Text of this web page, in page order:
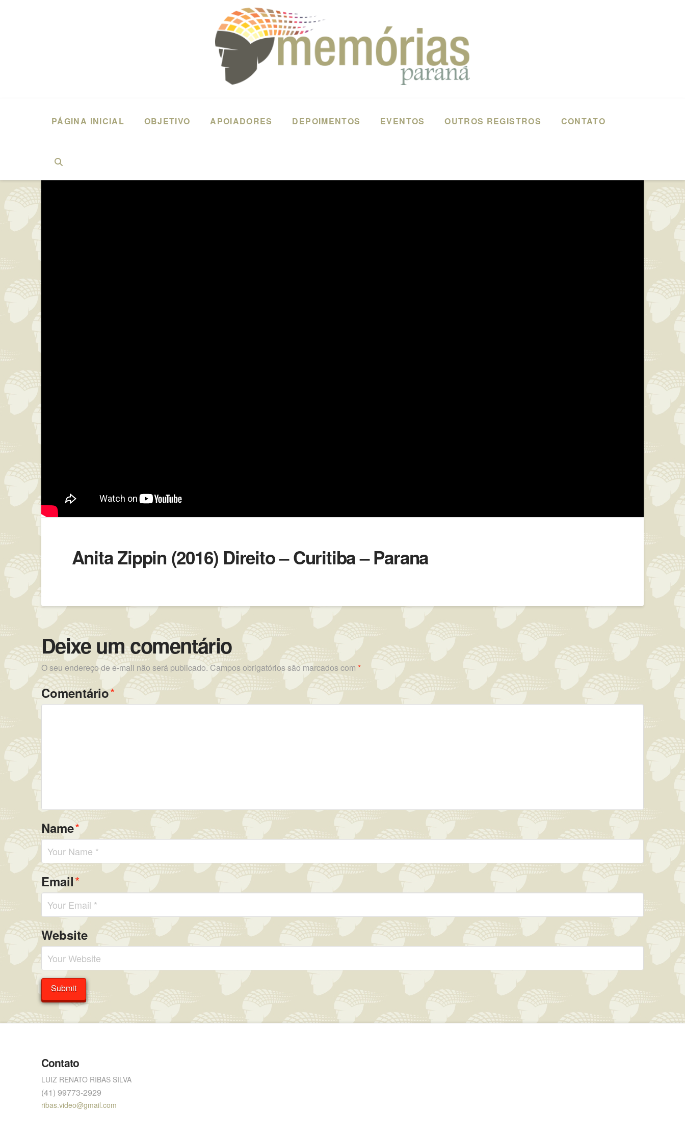
PÁGINA INICIAL OBJETIVO APOIADORES DEPOIMENTOS EVENTOS OUTROS REGISTROS CONTATO
Anita Zippin (2016) Direito – Curitiba – Parana
Deixe um comentário
O seu endereço de e-mail não será publicado. Campos obrigatórios são marcados com *
Comentário*
Name*
Email*
Website
Contato
LUIZ RENATO RIBAS SILVA
(41) 99773-2929
ribas.video@gmail.com